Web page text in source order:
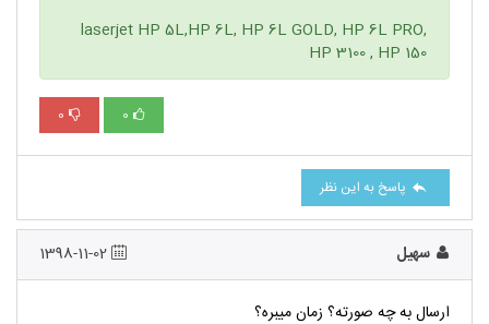
laserjet HP 5L,HP 6L, HP 6L GOLD, HP 6L PRO,
HP 3100 , HP 150
0
0
پاسخ به این نظر
سهیل
ارسال به چه صورته؟ زمان میبره؟